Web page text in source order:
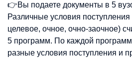
👉Вы подаете документы в 5
Различные условия
целевое, очное, очно-заочное)
5 программ. По каждой
разные условия поступления и